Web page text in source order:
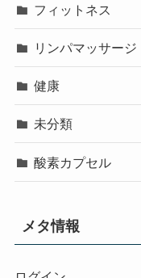
フィットネス
リンパマッサージ
健康
未分類
酸素カプセル
メタ情報